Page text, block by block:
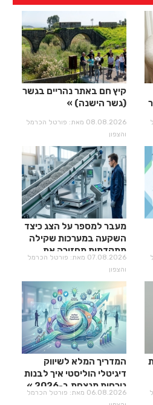
קיץ חם באתר נהריים בגשר
(גשר הישנה)
08.08.2026 מאת: פורטל הכרמל
והצפון
מעבר למספר על הצג כיצד
השקעה במערכות שקילה
מתקדמות מחזירה את
עצמה?
07.08.2026 מאת: פורטל הכרמל
והצפון
המדריך המלא לשיווק
דיגיטלי הוליסטי איך לבנות
נוכחות מנצחת ב-2026
06.08.2026 מאת: פורטל הכרמל